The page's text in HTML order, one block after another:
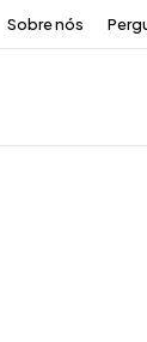
Sobre nós